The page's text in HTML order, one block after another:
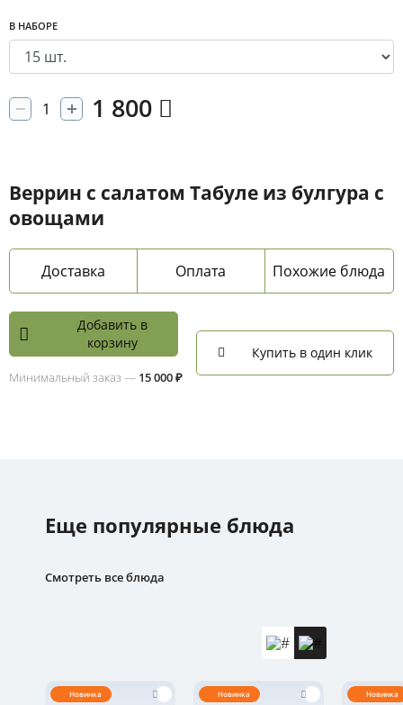
Веррин с салатом Табуле из булгура с
овощами
Доставка Оплата Похожие блюда
В НАБОРЕ
1 800
Добавить в
корзину
Минимальный заказ — 15 000 ₽
Купить в один клик
Еще популярные блюда
Смотреть все блюда
Новинка Новинка Новинка